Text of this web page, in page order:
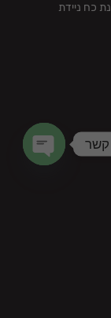
כח ניידת
קשר